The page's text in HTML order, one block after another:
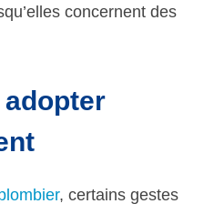
concernent des
, certains gestes